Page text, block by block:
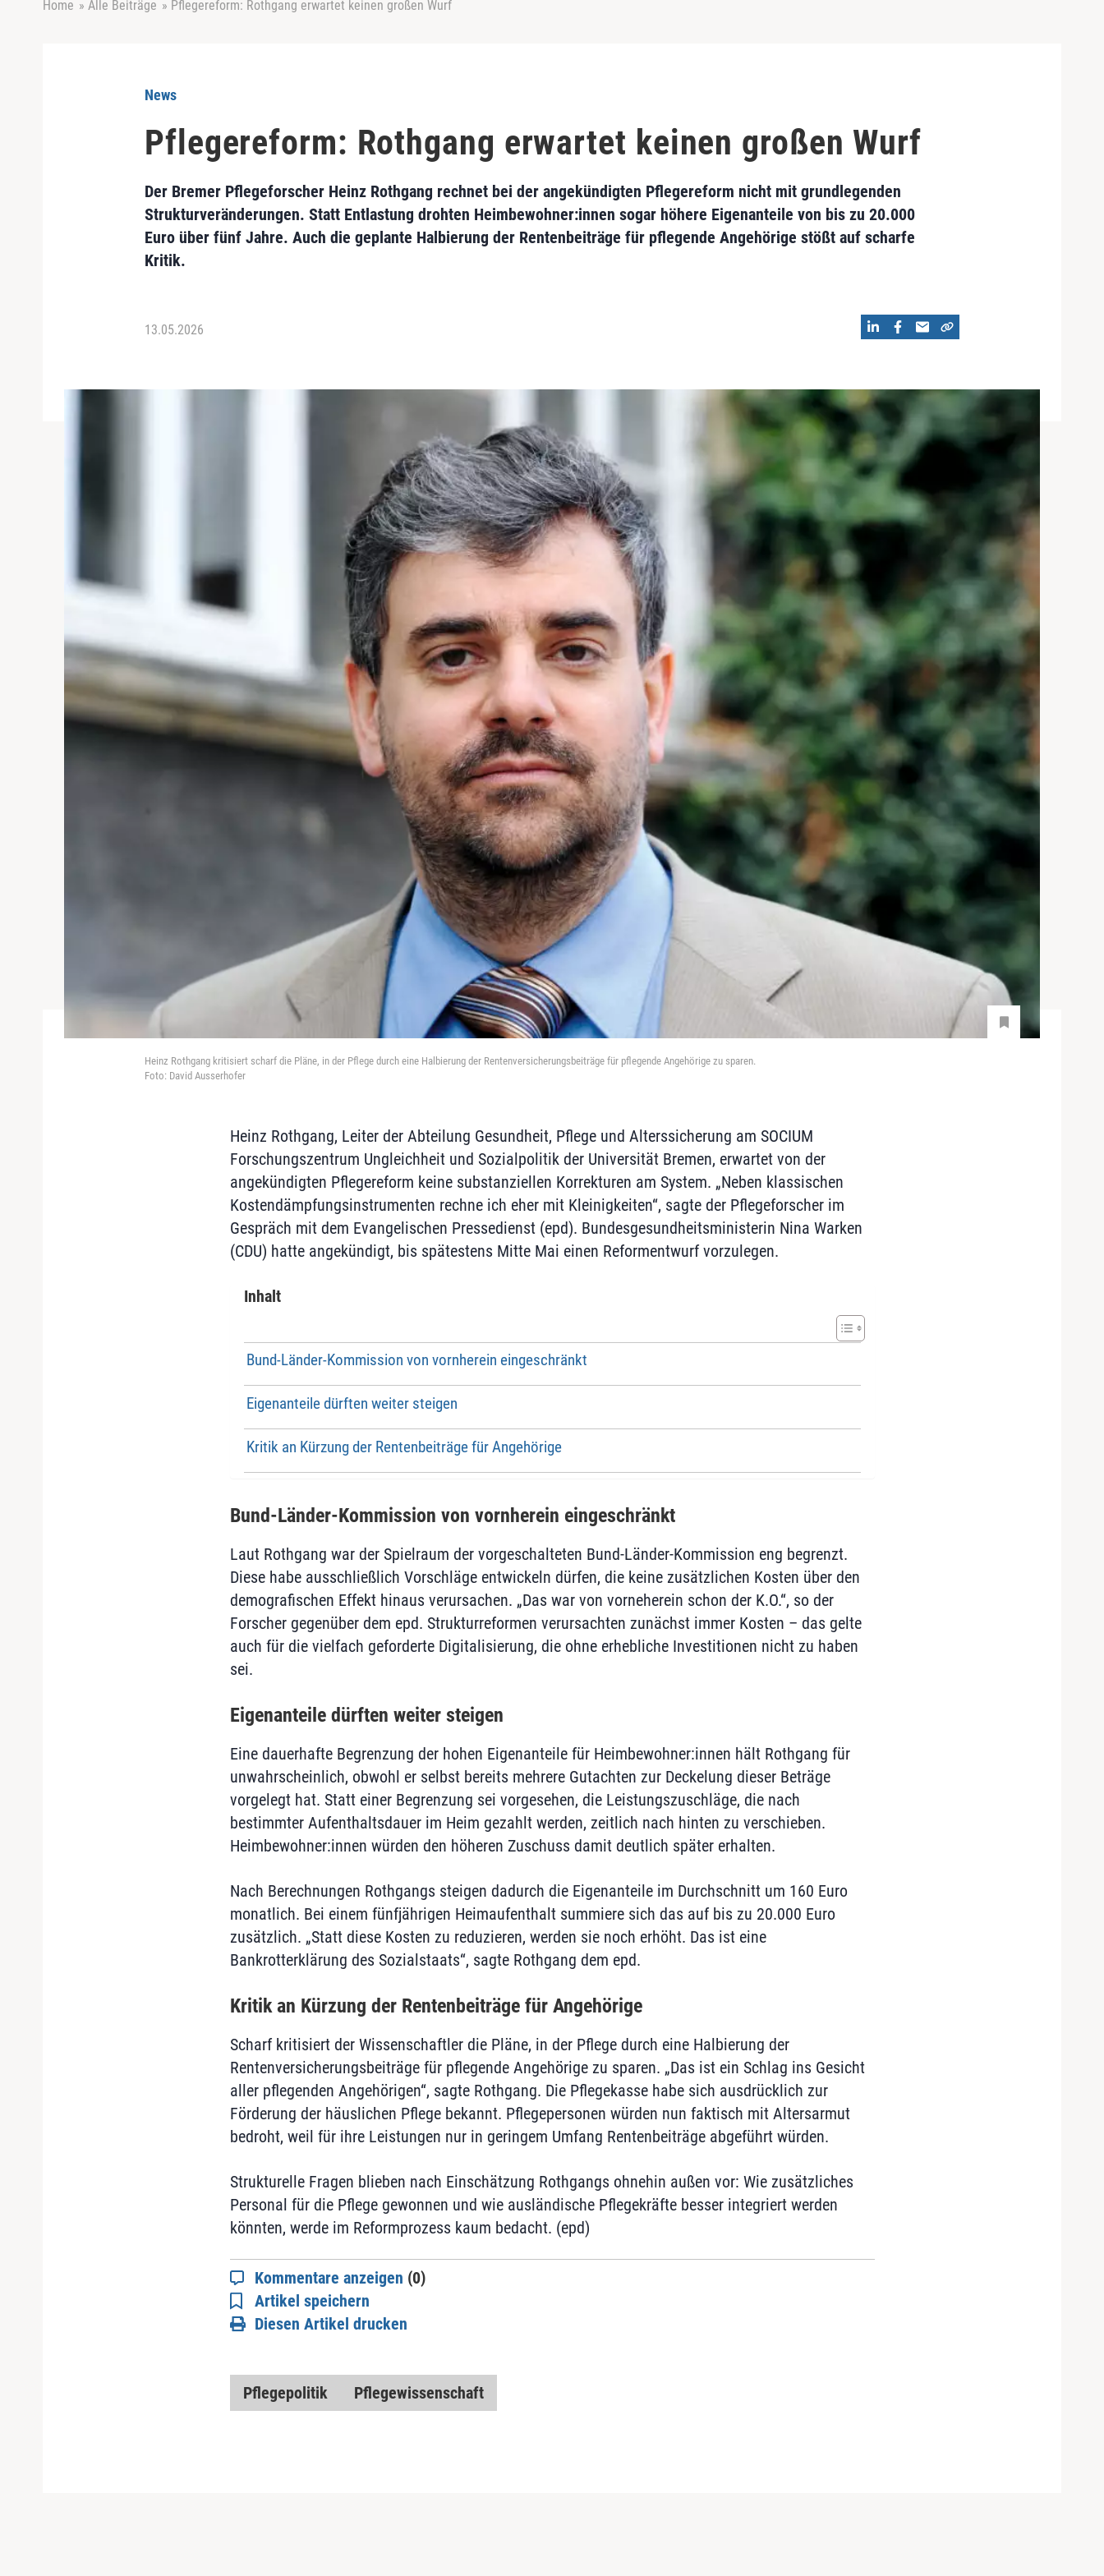
Home » Alle Beiträge » Pflegereform: Rothgang erwartet keinen großen Wurf
News
Pflegereform: Rothgang erwartet keinen großen Wurf
Der Bremer Pflegeforscher Heinz Rothgang rechnet bei der angekündigten Pflegereform nicht mit grundlegenden
Strukturveränderungen. Statt Entlastung drohten Heimbewohner:innen sogar höhere Eigenanteile von bis zu 20.000
Euro über fünf Jahre. Auch die geplante Halbierung der Rentenbeiträge für pflegende Angehörige stößt auf scharfe
Kritik.
13.05.2026
Heinz Rothgang kritisiert scharf die Pläne, in der Pflege durch eine Halbierung der Rentenversicherungsbeiträge für pflegende Angehörige zu sparen.
Foto: David Ausserhofer
Heinz Rothgang, Leiter der Abteilung Gesundheit, Pflege und Alterssicherung am SOCIUM
Forschungszentrum Ungleichheit und Sozialpolitik der Universität Bremen, erwartet von der
angekündigten Pflegereform keine substanziellen Korrekturen am System. „Neben klassischen
Kostendämpfungsinstrumenten rechne ich eher mit Kleinigkeiten“, sagte der Pflegeforscher im
Gespräch mit dem Evangelischen Pressedienst (epd). Bundesgesundheitsministerin Nina Warken
(CDU) hatte angekündigt, bis spätestens Mitte Mai einen Reformentwurf vorzulegen.
Inhalt
Bund-Länder-Kommission von vornherein eingeschränkt
Eigenanteile dürften weiter steigen
Kritik an Kürzung der Rentenbeiträge für Angehörige
Bund-Länder-Kommission von vornherein eingeschränkt
Laut Rothgang war der Spielraum der vorgeschalteten Bund-Länder-Kommission eng begrenzt.
Diese habe ausschließlich Vorschläge entwickeln dürfen, die keine zusätzlichen Kosten über den
demografischen Effekt hinaus verursachen. „Das war von vorneherein schon der K.O.“, so der
Forscher gegenüber dem epd. Strukturreformen verursachten zunächst immer Kosten – das gelte
auch für die vielfach geforderte Digitalisierung, die ohne erhebliche Investitionen nicht zu haben
sei.
Eigenanteile dürften weiter steigen
Eine dauerhafte Begrenzung der hohen Eigenanteile für Heimbewohner:innen hält Rothgang für
unwahrscheinlich, obwohl er selbst bereits mehrere Gutachten zur Deckelung dieser Beträge
vorgelegt hat. Statt einer Begrenzung sei vorgesehen, die Leistungszuschläge, die nach
bestimmter Aufenthaltsdauer im Heim gezahlt werden, zeitlich nach hinten zu verschieben.
Heimbewohner:innen würden den höheren Zuschuss damit deutlich später erhalten.
Nach Berechnungen Rothgangs steigen dadurch die Eigenanteile im Durchschnitt um 160 Euro
monatlich. Bei einem fünfjährigen Heimaufenthalt summiere sich das auf bis zu 20.000 Euro
zusätzlich. „Statt diese Kosten zu reduzieren, werden sie noch erhöht. Das ist eine
Bankrotterklärung des Sozialstaats“, sagte Rothgang dem epd.
Kritik an Kürzung der Rentenbeiträge für Angehörige
Scharf kritisiert der Wissenschaftler die Pläne, in der Pflege durch eine Halbierung der
Rentenversicherungsbeiträge für pflegende Angehörige zu sparen. „Das ist ein Schlag ins Gesicht
aller pflegenden Angehörigen“, sagte Rothgang. Die Pflegekasse habe sich ausdrücklich zur
Förderung der häuslichen Pflege bekannt. Pflegepersonen würden nun faktisch mit Altersarmut
bedroht, weil für ihre Leistungen nur in geringem Umfang Rentenbeiträge abgeführt würden.
Strukturelle Fragen blieben nach Einschätzung Rothgangs ohnehin außen vor: Wie zusätzliches
Personal für die Pflege gewonnen und wie ausländische Pflegekräfte besser integriert werden
könnten, werde im Reformprozess kaum bedacht. (epd)
Kommentare anzeigen (0)
Artikel speichern
Diesen Artikel drucken
Pflegepolitik Pflegewissenschaft